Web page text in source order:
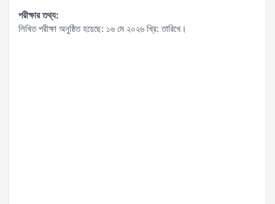
পরীক্ষার তথ্য:
লিখিত পরীক্ষা অনুষ্ঠিত হয়েছে: ১৬ মে ২০২৬ খ্রি: তারিখে।